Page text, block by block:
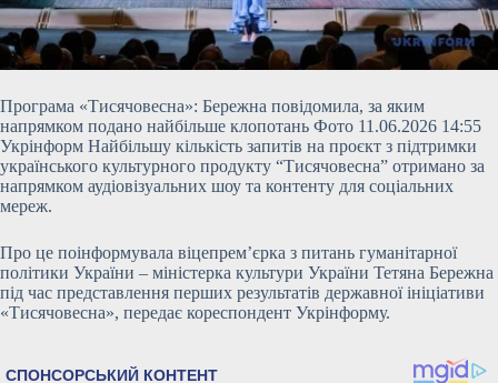
Програма «Тисячовесна»: Бережна повідомила, за яким
напрямком подано найбільше клопотань Фото 11.06.2026 14:55
Укрінформ Найбільшу кількість запитів на проєкт з підтримки
українського культурного продукту “Тисячовесна” отримано за
напрямком аудіовізуальних шоу та контенту для соціальних
мереж.
Про це поінформувала віцепрем’єрка з питань гуманітарної
політики України – міністерка культури України Тетяна Бережна
під час представлення перших результатів державної ініціативи
«Тисячовесна», передає кореспондент Укрінформу.